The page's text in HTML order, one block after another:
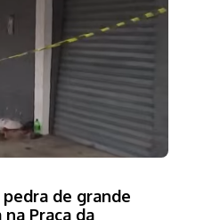
de grande
Praça da